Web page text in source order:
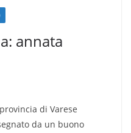
annata
di Varese
da un buono